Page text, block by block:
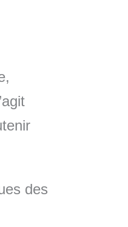
des